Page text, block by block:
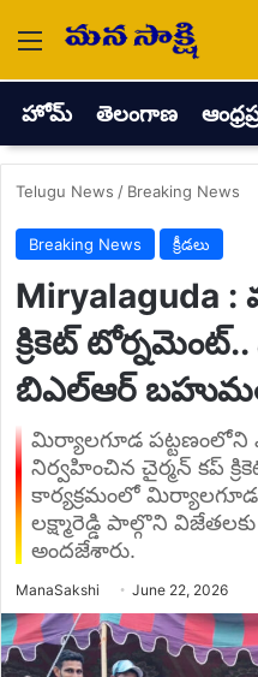
Menu
హోమ్ తెలంగాణ
Telugu News / Breaking News
Breaking News క్రీడలు
Miryalaguda :
క్రికెట్
బిఎల్ఆర్
మిర్యాలగూడ పట్టణంలోని
నిర్వహించిన చైర్మన్ కప్
కార్యక్రమంలో మిర్యాలగూడ
లక్ష్మారెడ్డి పాల్గొని
అందజేశారు.
ManaSakshi Send
email
June 22, 2026